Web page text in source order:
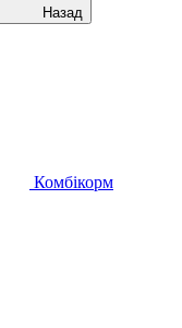
Назад
Комбікорм